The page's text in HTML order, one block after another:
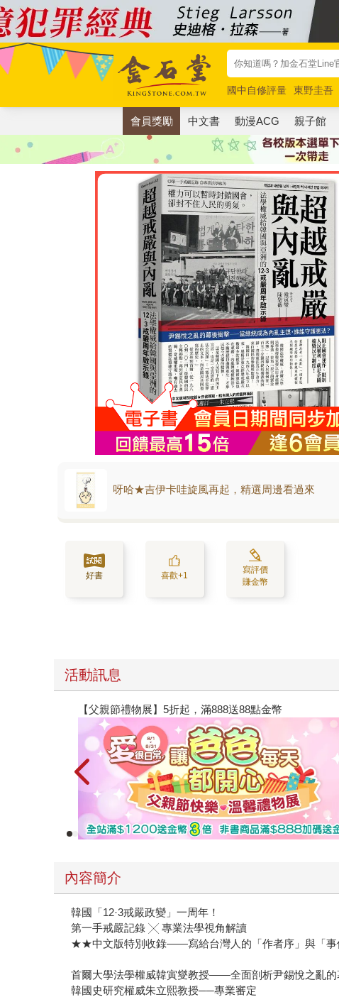
國中自修評量 東野圭吾
唯紅花綻放
奧德賽 路
會員獎勵 中文書 動漫ACG 親子館
呀哈★吉伊卡哇旋風再起，精選周邊看過來
好書 喜歡+1
寫評價
賺金幣
活動訊息
【父親節禮物展】5折起，滿888送88點金幣
內容簡介
韓國「12·3戒嚴政變」一周年！
第一手戒嚴記錄 ╳ 專業法學視角解讀
★★中文版特別收錄——寫給台灣人的「作者序」與「
首爾大學法學權威韓寅燮教授——全面剖析尹錫悅之亂的
韓國史研究權威朱立熙教授──專業審定